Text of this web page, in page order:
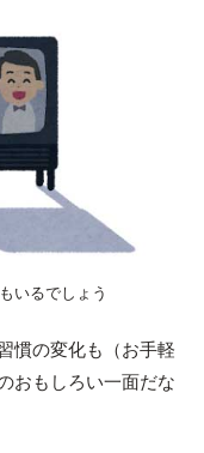
いるでしょう
慣の変化も（お手軽
おもしろい一面だな